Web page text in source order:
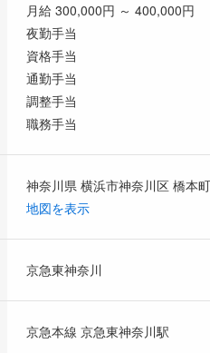
月給 300,000円 ～ 400,000円
夜勤手当
資格手当
通勤手当
調整手当
職務手当
神奈川県 横浜市神奈川区 橋本
地図を表示
京急東神奈川
京急本線 京急東神奈川駅